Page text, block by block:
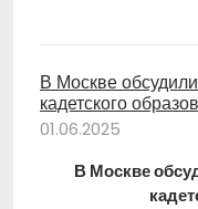
В Москве
кадетского
01.06.2025
В Москве